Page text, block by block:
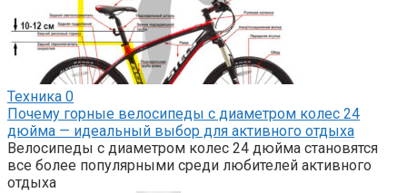
Техника 0
Почему горные велосипеды с диаметром колес 24
дюйма — идеальный выбор для активного отдыха
Велосипеды с диаметром колес 24 дюйма становятся
все более популярными среди любителей активного
отдыха